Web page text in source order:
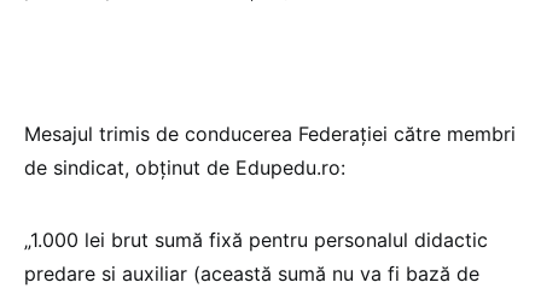
Mesajul trimis de conducerea Federației către membri
de sindicat, obținut de Edupedu.ro:
„1.000 lei brut sumă fixă pentru personalul didactic
predare si auxiliar (această sumă nu va fi bază de